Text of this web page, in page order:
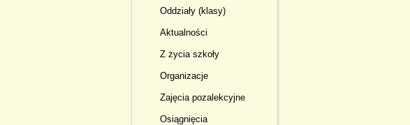
Oddziały (klasy)
Aktualności
Z życia szkoły
Organizacje
Zajęcia pozalekcyjne
Osiągnięcia